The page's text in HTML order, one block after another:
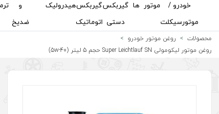
دستی
گیربکس
اتوماتیک
هیدرولیک
و
ضدیخ
ترمز
و
اکتان
با ما